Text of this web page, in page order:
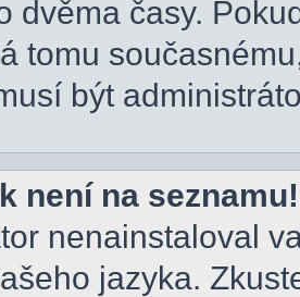
dvěma časy.
tomu
být
není na seznamu!
nenainstaloval
jazyka.